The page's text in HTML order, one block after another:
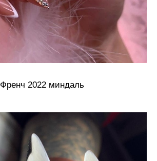
Френч 2022 миндаль